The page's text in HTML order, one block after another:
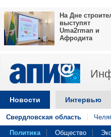
На Дне
выступят
Uma2rman и
Афродита
Новости Интервью
Свердловская область
Политика Общество